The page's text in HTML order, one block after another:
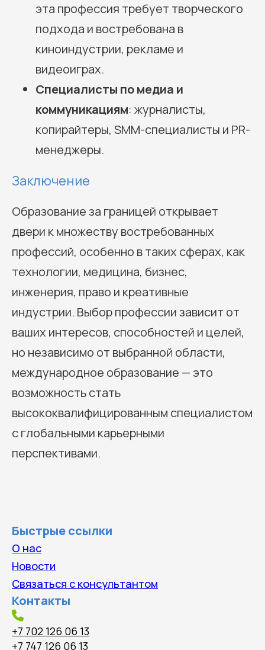
эта профессия требует творческого
подхода и востребована в
киноиндустрии, рекламе и
видеоиграх.
Специалисты по медиа и
коммуникациям: журналисты,
копирайтеры, SMM-специалисты и PR-
менеджеры.
Заключение
Образование за границей открывает
двери к множеству востребованных
профессий, особенно в таких сферах, как
технологии, медицина, бизнес,
инженерия, право и креативные
индустрии. Выбор профессии зависит от
ваших интересов, способностей и целей,
но независимо от выбранной области,
международное образование — это
возможность стать
высококвалифицированным специалистом
с глобальными карьерными
перспективами.
Быстрые ссылки
О нас
Новости
Связаться с консультантом
Контакты
+7 702 126 06 13
+7 747 126 06 13